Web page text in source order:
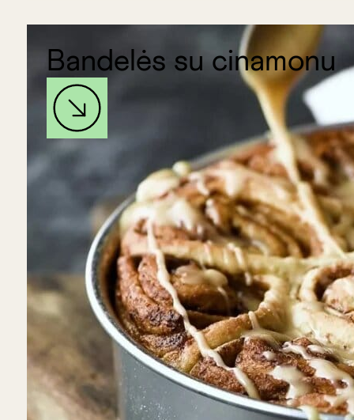
Bandelės su cinamonu